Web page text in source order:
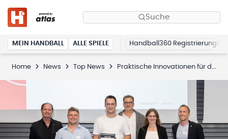
Suche
MEIN HANDBALL ALLE SPIELE Handball360 Registrierung
Home News Top News Praktische Innovationen für den Handball